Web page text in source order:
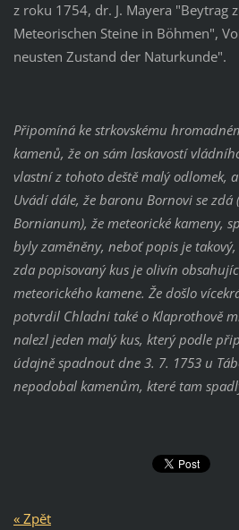
z roku 1754, dr. J. Mayera "Beytrag
Meteorischen Steine in Böhmen",
neusten Zustand der Naturkunde".
Připomíná ke strkovskému
kamenů, že on sám laskavostí
vlastní z tohoto deště malý odlomek,
Uvádí dále, že baronu Bornovi se
Bornianum), že meteorické kameny,
byly zaměněny, neboť popis je
zda popisovaný kus je olivín
meteorického kamene. Že došlo
potvrdil Chladni také o Klaprothově
nalezl jeden malý kus, který podle
údajně spadnout dne 3. 7. 1753 u
nepodobal kamenům, které tam
« Zpět